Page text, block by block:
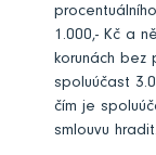
1.000,- Kč a
korunách bez
spoluúčast
čím je
smlouvu hradit.